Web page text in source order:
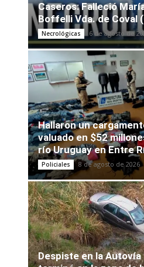
Caseros: Falleció
Boffelli Vda. de Coval
Necrológicas 6 de agosto de
Hallaron un
valuado en $52
río Uruguay en Entre
Policiales 8 de agosto de 2026
Despiste en la Autovía